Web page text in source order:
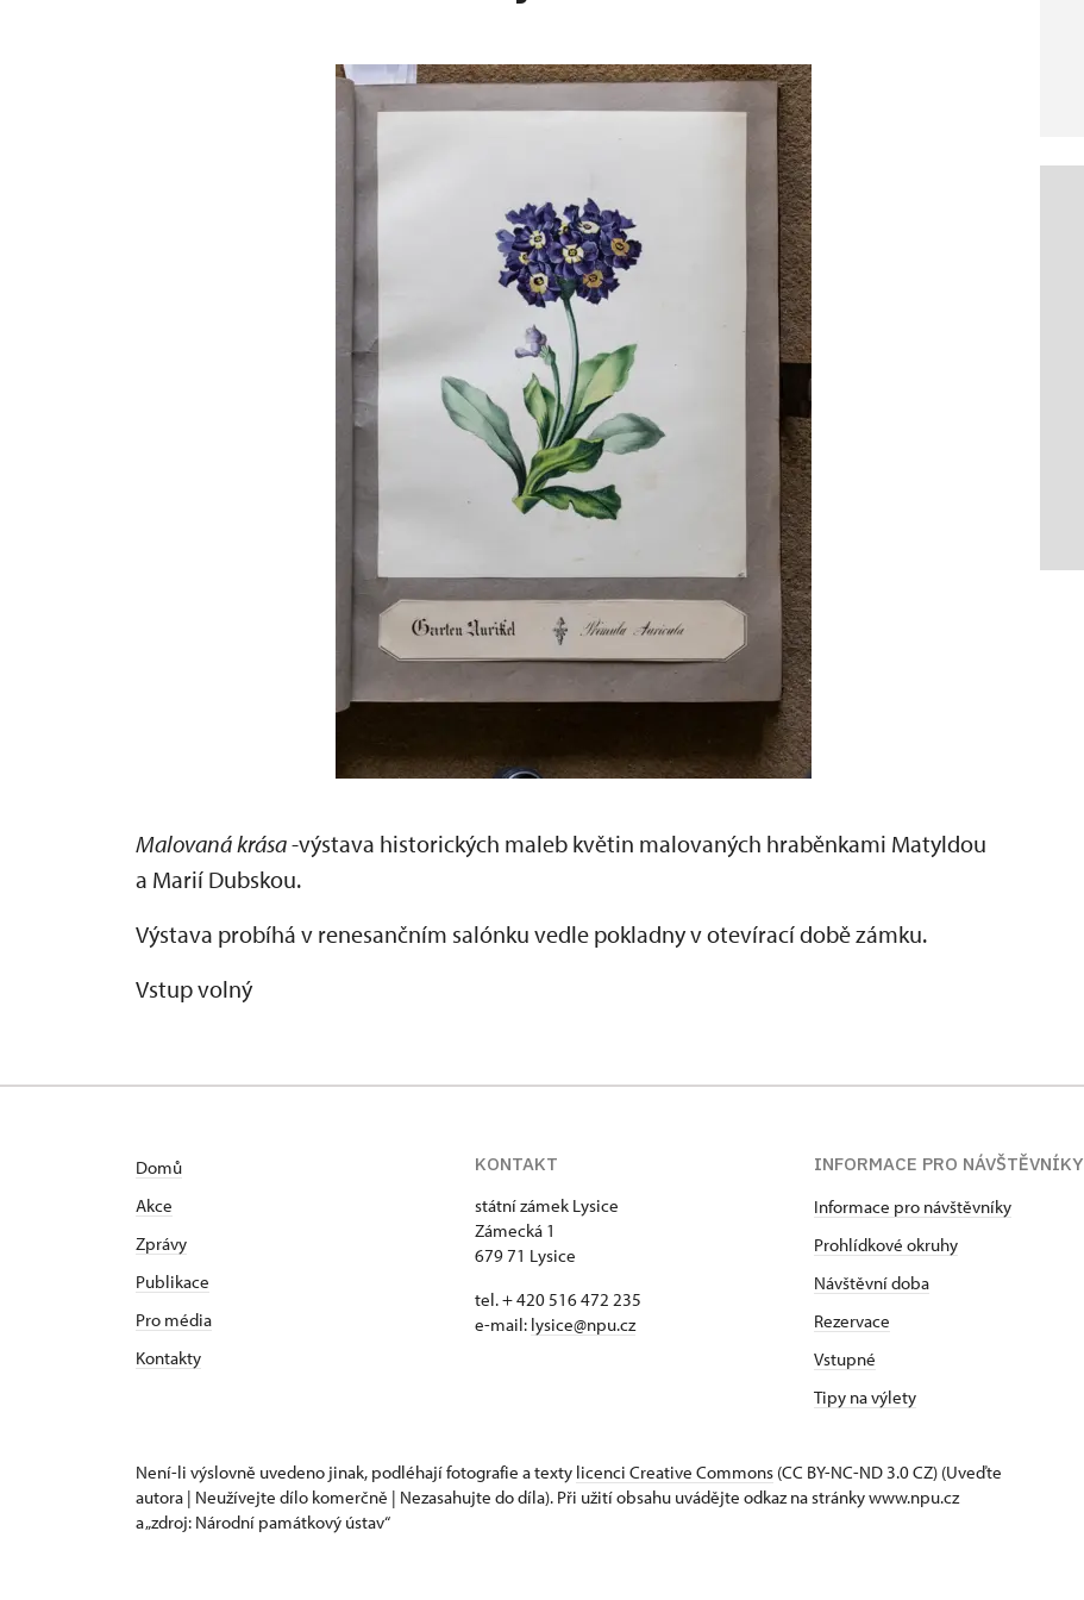
Malovaná krása-výstava historických maleb květin malovaných hraběnkami Matyldou
a Marií Dubskou.
Výstava probíhá v renesančním salónku vedle pokladny v otevírací době zámku.
Vstup volný
Domů
Akce
Zprávy
Publikace
Pro média
Kontakty
KONTAKT
státní zámek Lysice
Zámecká 1
679 71 Lysice
tel. + 420 516 472 235
e-mail: ​lysice@npu.cz
INFORMACE PRO NÁVŠTĚVNÍKY
Informace pro návštěvníky
Prohlídkové okruhy
Návštěvní doba
Rezervace
Vstupné
Tipy na výlety
Není-li výslovně uvedeno jinak, podléhají fotografie a texty licenci Creative Commons (CC BY-NC-ND 3.0 CZ) (Uveďte
autora | Neužívejte dílo komerčně | Nezasahujte do díla). Při užití obsahu uvádějte odkaz na stránky www.npu.cz
a „zdroj: Národní památkový ústav“